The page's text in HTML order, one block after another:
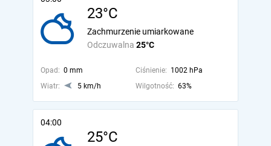
23°C
Odczuwalna 25°C
Zachmurzenie umiarkowane
Opad: 0 mm Ciśnienie: 1002 hPa
Wiatr:
5 km/h Wilgotność: 63%
04:00
25°C